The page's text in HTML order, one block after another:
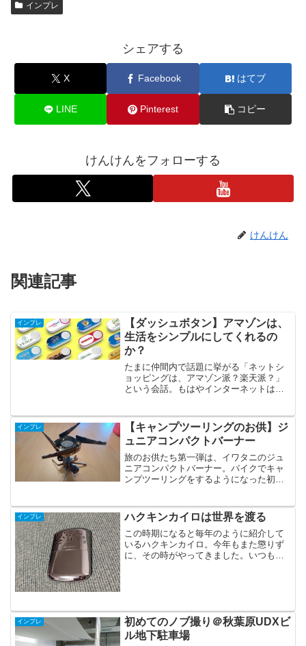
インプレ
シェアする
X Facebook はてブ
LINE Pinterest コピー
けんけんをフォローする
けんけん
関連記事
インプレ
【ダッシュボタン】アマゾンは、
生活をシンプルにしてくれるの
か？
たまに仲間内で話題に挙がる「ネットシ
ョッピングは、アマゾン派？楽天派？」
という会話。もはやインターネットは当
ないでしょうか。自身は、楽天で商品検
索した際の大量バナー表示...
インプレ
【キャンプツーリングのお供】ジ
ュニアコンパクトバーナー
旅のお供たち第一弾は、イワタニのジュ
ニアコンパクトバーナー。バイクでキャ
ンプツーリングをするようになった初期
していく必要は無いのではないか？とい
う位に完成されている小型...
インプレ ハクキンカイロは世界を渡る
この時期になると毎年のように紹介して
いるハクキンカイロ。今年もまた懲りず
に、その時がやってきました。いつもと
インプレ
初めてのノブ撮り＠秋葉原UDXビ
ル地下駐車場